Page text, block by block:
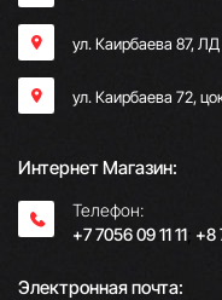
ул. Каирбаева 87,
ул. Каирбаева 72,
Интернет Магазин:
Телефон:
+7 7056 09 11 11; +8
Электронная почта: